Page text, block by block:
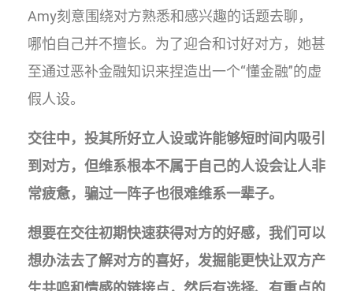
Amy刻意围绕对方熟悉和感兴趣的话题去聊，
哪怕自己并不擅长。为了迎合和讨好对方，她甚
至通过恶补金融知识来捏造出一个“懂金融”的虚
假人设。
交往中，投其所好立人设或许能够短时间内吸引
到对方，但维系根本不属于自己的人设会让人非
常疲惫，骗过一阵子也很难维系一辈子。
想要在交往初期快速获得对方的好感，我们可以
想办法去了解对方的喜好，发掘能更快让双方产